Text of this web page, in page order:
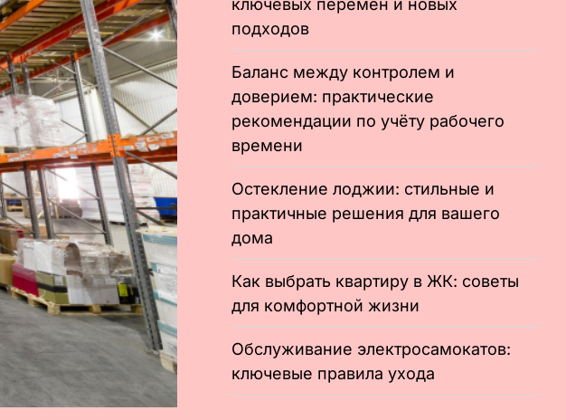
ключевых перемен и новых
подходов
Баланс между контролем и
доверием: практические
рекомендации по учёту рабочего
времени
Остекление лоджии: стильные и
практичные решения для вашего
дома
Как выбрать квартиру в ЖК: советы
для комфортной жизни
Обслуживание электросамокатов:
ключевые правила ухода